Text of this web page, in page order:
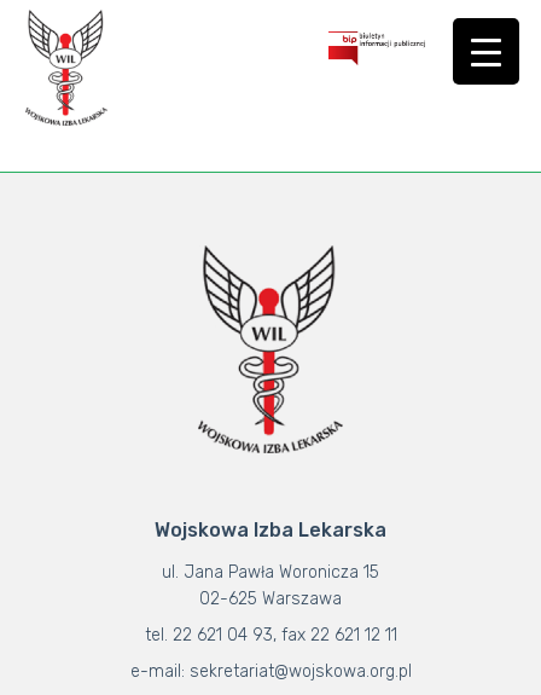
Wojskowa Izba Lekarska
ul. Jana Pawła Woronicza 15
02-625 Warszawa
tel. 22 621 04 93, fax 22 621 12 11
e-mail: sekretariat@wojskowa.org.pl